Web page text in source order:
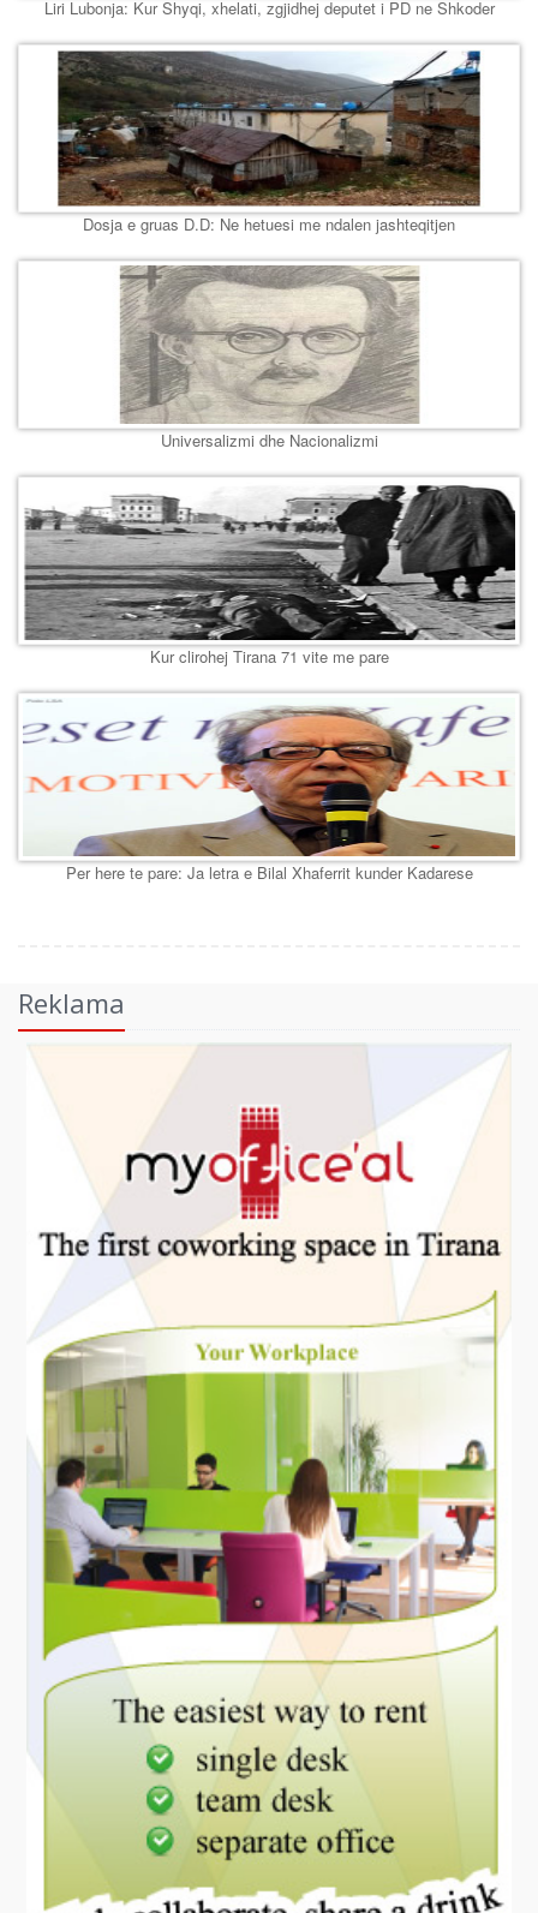
Liri Lubonja: Kur Shyqi, xhelati, zgjidhej deputet i PD ne Shkoder
Dosja e gruas D.D: Ne hetuesi me ndalen jashteqitjen
Universalizmi dhe Nacionalizmi
Kur clirohej Tirana 71 vite me pare
Per here te pare: Ja letra e Bilal Xhaferrit kunder Kadarese
Reklama